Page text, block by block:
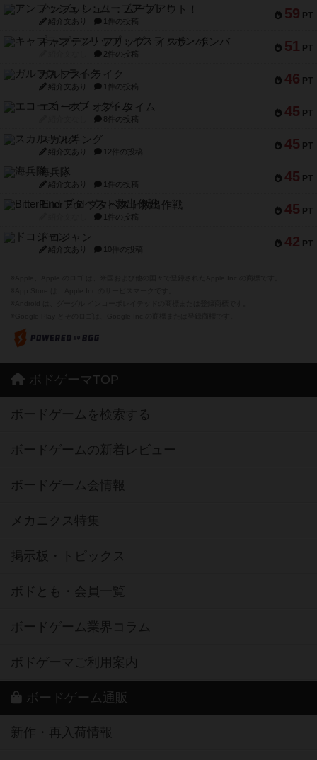
59 PT
アンブッシュ！：ムーブアウト！
紹介文あり 1件の投稿
51 PT
キャプテン・フリップ：イスラ・ボンバ
2件の投稿
46 PT
ガルフストライク
紹介文あり 1件の投稿
45 PT
エコーズ・オブ・タイム
8件の投稿
45 PT
スカルキング
紹介文あり 12件の投稿
45 PT
海兵隊
紹介文あり 1件の投稿
45 PT
Bitter End ブタペスト救出作戦
1件の投稿
42 PT
ドコジャン
紹介文あり 10件の投稿
ボドゲーマTOP
ボードゲームを検索する
ボードゲームの新着レビュー
ボードゲーム会情報
メカニクス特集
掲示板・トピックス
ボドとも・会員一覧
ボードゲーム業界コラム
ボドゲーマご利用案内
ボードゲーム通販
新作・再入荷情報